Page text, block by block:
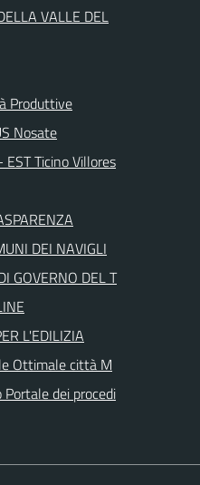
VALLE DEL
Produttive
Nosate
Ticino Villores
DEI NAVIGLI
GOVERNO DEL T
L'EDILIZIA
Ottimale città M
dei procedi